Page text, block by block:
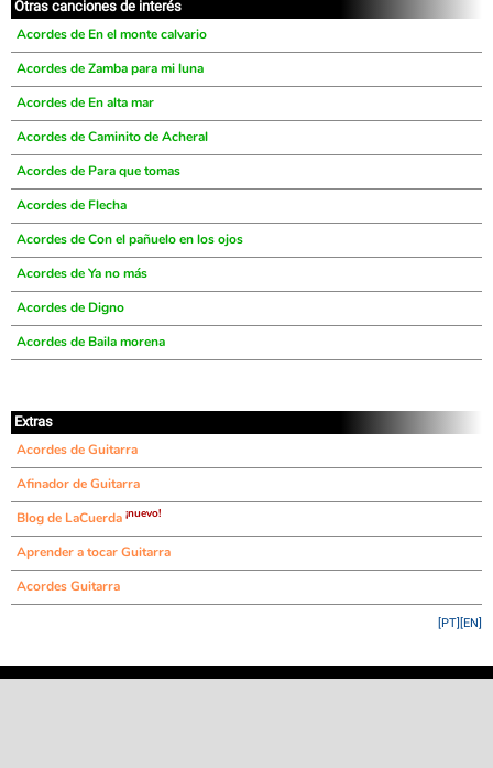
Otras canciones de interés
Acordes de En el monte calvario
Acordes de Zamba para mi luna
Acordes de En alta mar
Acordes de Caminito de Acheral
Acordes de Para que tomas
Acordes de Flecha
Acordes de Con el pañuelo en los ojos
Acordes de Ya no más
Acordes de Digno
Acordes de Baila morena
Extras
Acordes de Guitarra
Afinador de Guitarra
Blog de LaCuerda ¡nuevo!
Aprender a tocar Guitarra
Acordes Guitarra
[EN]
[PT]